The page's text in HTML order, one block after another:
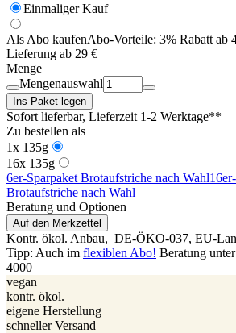
Einmaliger Kauf
Als Abo kaufenAbo-Vorteile: 3% Rabatt ab
Lieferung ab 29 €
Menge
Mengenauswahl
Ins Paket legen
Sofort lieferbar, Lieferzeit 1-2 Werktage**
Zu bestellen als
1x 135g
16x 135g
6er-Sparpaket Brotaufstriche nach Wahl
Brotaufstriche nach Wahl
Beratung und Optionen
Auf den Merkzettel
Kontr. ökol. Anbau, DE-ÖKO-037, EU-
Tipp: Auch im flexiblen Abo! Beratung
4000
vegan
kontr. ökol.
eigene Herstellung
schneller Versand